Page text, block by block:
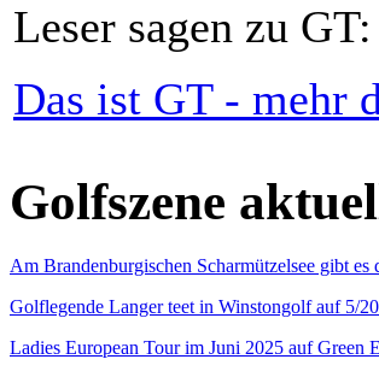
Leser sagen zu
Das ist GT - mehr
Golfszene
Am Brandenburgischen Scharmützelsee gibt
Golflegende Langer teet in Winstongolf auf 5/
Ladies European Tour im Juni 2025 auf Green